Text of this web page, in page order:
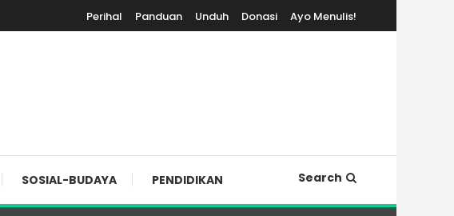
Perihal Panduan Unduh Donasi Ayo Menulis!
SOSIAL-BUDAYA PENDIDIKAN Search